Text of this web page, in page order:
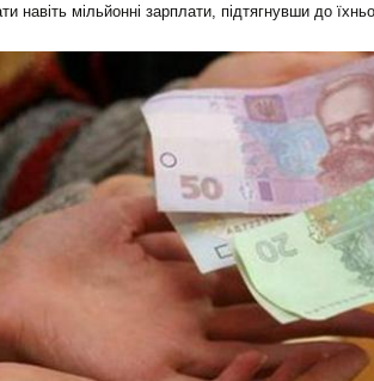
навіть мільйонні зарплати, підтягнувши до